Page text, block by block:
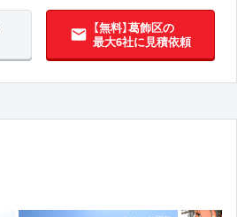
【無料】葛飾区の
最大6社に見積依頼